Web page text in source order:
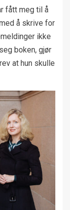
fått meg til å
å skrive for
ikke
boken, gjør
at hun skulle